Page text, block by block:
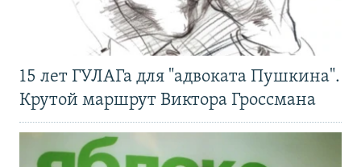
15 лет ГУЛАГа для "адвоката Пушкина".
Крутой маршрут Виктора Гроссмана